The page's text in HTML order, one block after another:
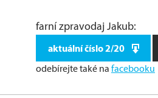
farní zpravodaj Jakub:
aktuální číslo 2/20
odebírejte také na facebooku